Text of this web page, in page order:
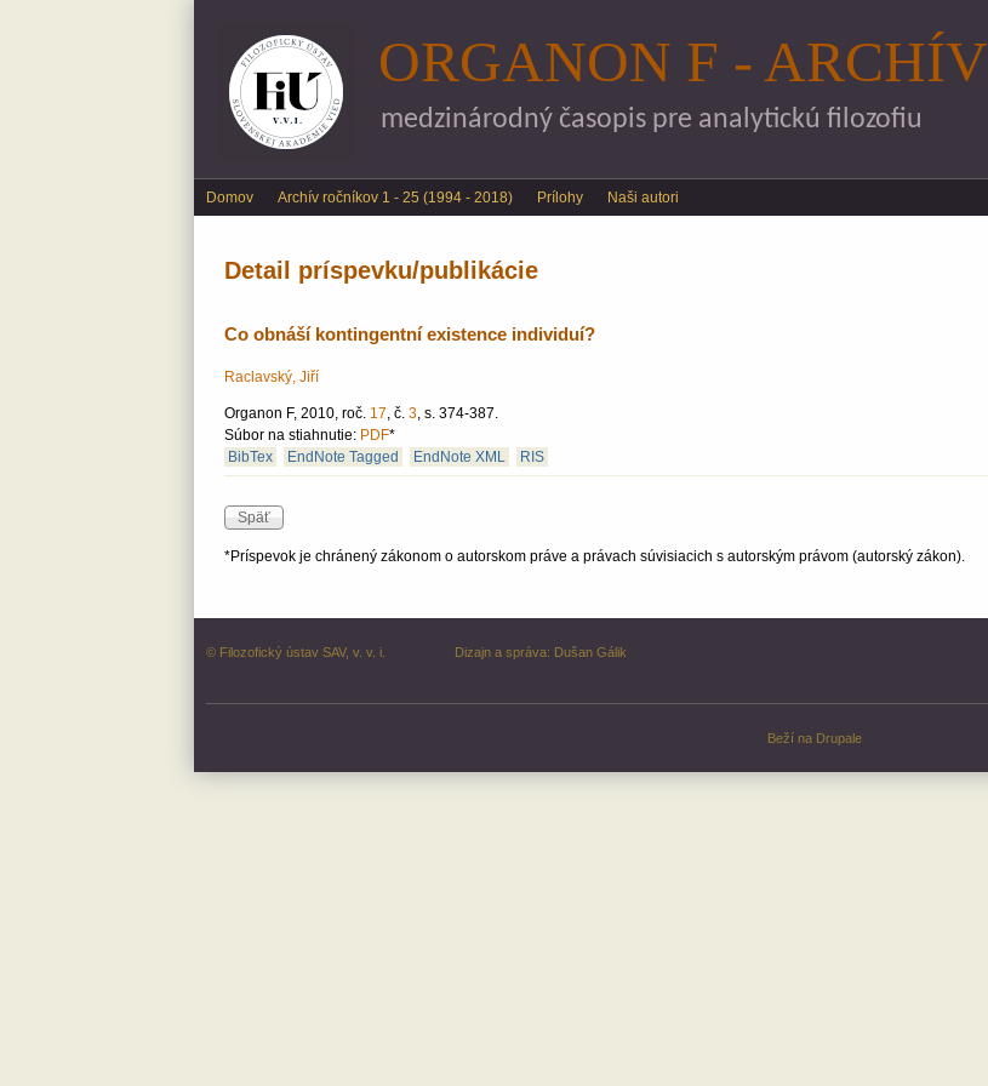
ORGANON F - ARCHÍV
medzinárodný časopis pre analytickú filozofiu
Main menu
Domov Archív ročníkov 1 - 25 (1994 - 2018) Prílohy Naši autori
Detail príspevku/publikácie
Co obnáší kontingentní existence individuí?
Raclavský, Jiří
Organon F, 2010, roč. 17, č. 3, s. 374-387.
Súbor na stiahnutie: PDF*
BibTex
EndNote Tagged EndNote XML RIS
*Príspevok je chránený zákonom o autorskom práve a právach súvisiacich s autorským právom (autorský zákon).
© Filozofický ústav SAV, v. v. i. Dizajn a správa: Dušan Gálik
Beží na Drupale